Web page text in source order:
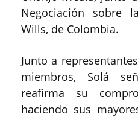
Negociación sobre
Wills, de Colombia.
Junto a
miembros, Solá
reafirma su
haciendo sus